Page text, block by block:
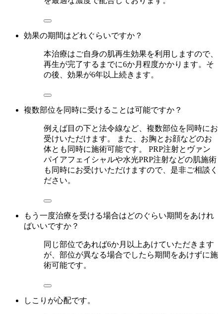
効果の期間はどれぐらいですか？
本治療はご自身の肌再生効果を利用しますので、
再生が完了するまでに6か月程度かかります。そ
の後、効果が6年以上続きます。
複数部位を同時に受けることは可能ですか？
例えば目の下と法令線など、複数部位を同時にお
受けいただけます。 また、お胸とお顔などのお
体とも同時に施術可能です。 PRP注射とヴァン
パイアフェイシャルや水光PRP注射などの肌施術
も同時にお受けいただけますので、是非ご相談く
ださい。
もう一度治療を受ける場合はどのぐらい期間をあけれ
ばいいですか？
同じ部位であれば6か月以上あけていただきます
が、部位が異なる場合でしたら期間をあけずに施
術可能です。
しこりが心配です。